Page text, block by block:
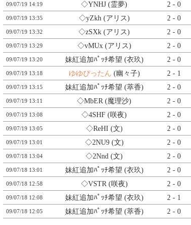
09/07/19 14:19 ◇YNHJ (霊夢) 2 - 0
09/07/19 13:35 ◇yZkh(アリス) 2 - 0
09/07/19 13:32 ◇zSXk (アリス) 2 - 0
09/07/19 13:29 ◇vMUx(アリス) 2 - 0
09/07/19 13:20 妹紅追加ﾊﾟｯﾁ希望 (衣玖) 2 - 0
09/07/19 13:18 ゆゆぴったん (幽々子) 2 - 1
09/07/19 13:15 妹紅追加ﾊﾟｯﾁ希望 (萃香) 2 - 0
09/07/19 13:11 ◇MbER(魔理沙) 2 - 0
09/07/19 13:08 ◇4SHF (咲夜) 2 - 0
09/07/19 13:05 ◇ReHI (文) 2 - 0
09/07/19 13:01 ◇2NU9(文) 2 - 0
09/07/18 13:04 ◇2Nnd (文) 2 - 0
09/07/18 13:01 妹紅追加ﾊﾟｯﾁ希望 (衣玖) 2 - 0
09/07/18 12:58 ◇VSTR(咲夜) 2 - 0
09/07/18 12:08 妹紅追加ﾊﾟｯﾁ希望 (衣玖) 2 - 1
09/07/18 12:05 妹紅追加ﾊﾟｯﾁ希望 (萃香) 2 - 0